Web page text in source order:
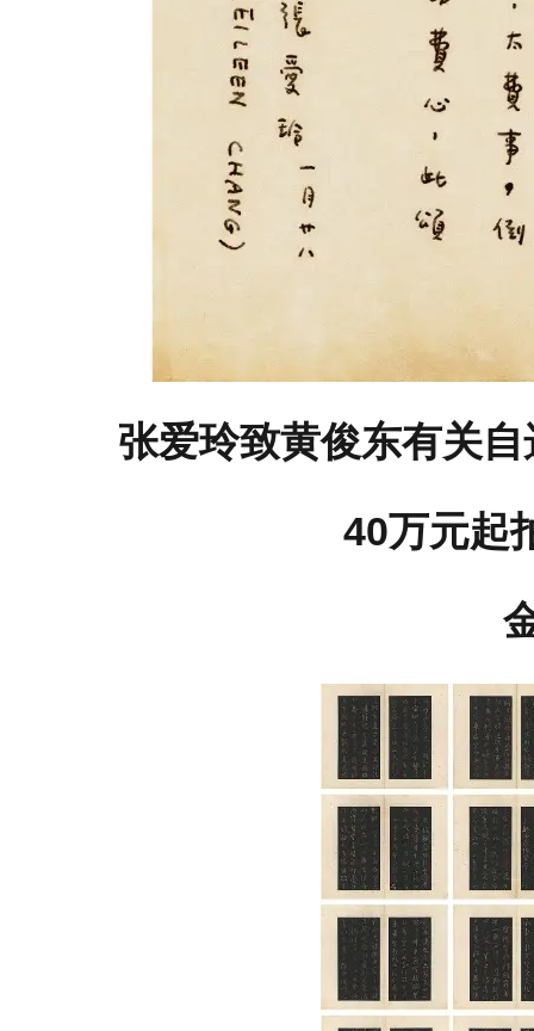
张爱玲致黄俊东有关
40万元起